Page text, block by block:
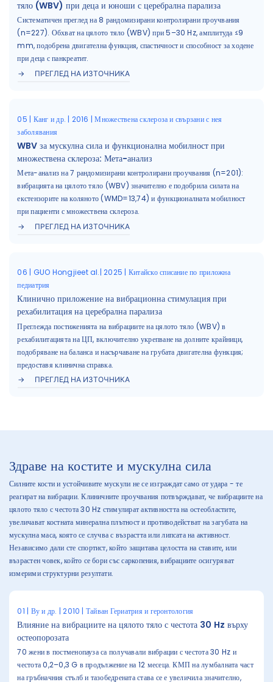
тяло (WBV) при деца и юноши с церебрална парализа
Систематичен преглед на 8 рандомизирани контролирани проучвания
(n=227). Обхват на цялото тяло (WBV) при 5–30 Hz, амплитуда ≤9
mm, подобрена двигателна функция, спастичност и способност за ходене
при деца с панкреатит.
ПРЕГЛЕД НА ИЗТОЧНИКА
05 | Канг и др. | 2016 | Множествена склероза и свързани с нея
заболявания
WBV за мускулна сила и функционална мобилност при
множествена склероза: Мета-анализ
Мета-анализ на 7 рандомизирани контролирани проучвания (n=201):
вибрацията на цялото тяло (WBV) значително е подобрила силата на
екстензорите на коляното (WMD=13,74) и функционалната мобилност
при пациенти с множествена склероза.
ПРЕГЛЕД НА ИЗТОЧНИКА
06 | GUO Hongjieet al.| 2025 | Китайско списание по приложна
педиатрия
Клинично приложение на вибрационна стимулация при
рехабилитация на церебрална парализа
Преглежда постиженията на вибрациите на цялото тяло (WBV) в
рехабилитацията на ЦП, включително укрепване на долните крайници,
подобряване на баланса и насърчаване на грубата двигателна функция;
предоставя клинична справка.
ПРЕГЛЕД НА ИЗТОЧНИКА
Здраве на костите и мускулна сила
Силните кости и устойчивите мускули не се изграждат само от удара - те
реагират на вибрации. Клиничните проучвания потвърждават, че вибрациите на
цялото тяло с честота 30 Hz стимулират активността на остеобластите,
увеличават костната минерална плътност и противодействат на загубата на
мускулна маса, която се случва с възрастта или липсата на активност.
Независимо дали сте спортист, който защитава целостта на ставите, или
възрастен човек, който се бори със саркопения, вибрациите осигуряват
измерими структурни резултати.
01 | Ву и др. | 2010 | Тайван Гериатрия и геронтология
Влияние на вибрациите на цялото тяло с честота 30 Hz върху
остеопорозата
70 жени в постменопауза са получавали вибрации с честота 30 Hz и
честота 0,2–0,3 G в продължение на 12 месеца. КМП на лумбалната част
на гръбначния стълб и тазобедрената става се е увеличила значително,